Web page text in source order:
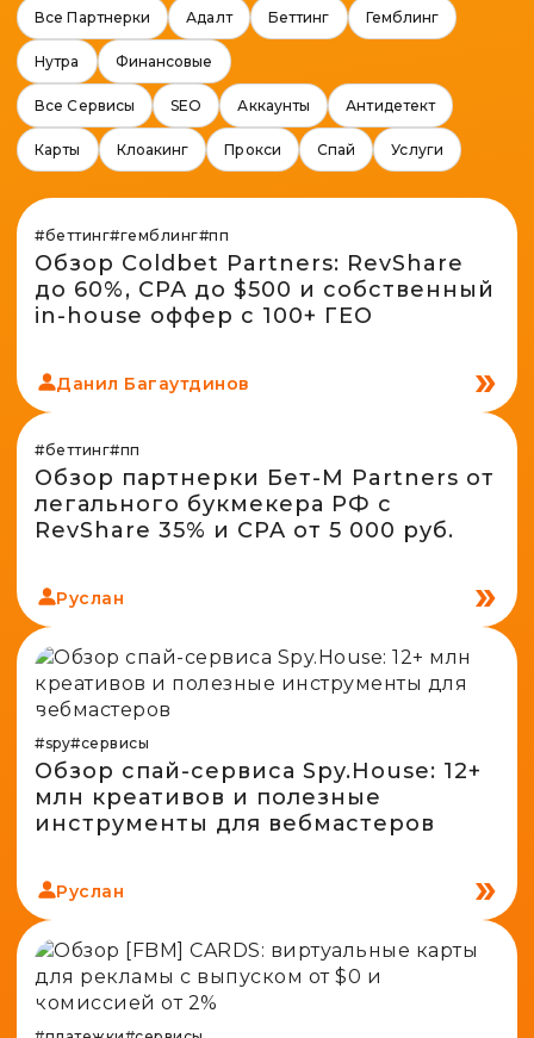
Адалт
Spy-сервисы
Вайты
Проверка анонимности
Конвертер cookies
Генератор личности
Все Партнерки Адалт Беттинг Гемблинг
Нутра Финансовые
Все Сервисы SEO Аккаунты Антидетект
Карты Клоакинг Прокси Спай Услуги
#беттинг#гемблинг#пп
Обзор Coldbet Partners: RevShare
до 60%, CPA до $500 и собственный
in-house оффер с 100+ ГЕО
Данил Багаутдинов
#беттинг#пп
Обзор партнерки Бет-М Partners от
легального букмекера РФ с
RevShare 35% и CPA от 5 000 руб.
Руслан
#spy#сервисы
Обзор спай-сервиса Spy.House: 12+
млн креативов и полезные
инструменты для вебмастеров
Руслан